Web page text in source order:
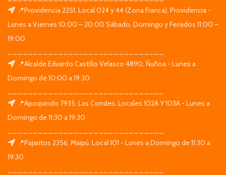
📍Providencia 2251. Local 024 y 44 (Zona Franca), Providencia -
Lunes a Viernes 10:00 – 20:00 Sábado, Domingo y Feriados 11:00 –
19:00
📍Alcalde Eduardo Castillo Velasco 4890, Ñuñoa - Lunes a
Domingo de 10:00 a 19:30
📍Apoquindo 7935, Las Condes. Locales 102A Y 103A - Lunes a
Domingo de 11:30 a 19:30
📍Pajaritos 2356, Maipú. Local 101 - Lunes a Domingo de 11:30 a
19:30